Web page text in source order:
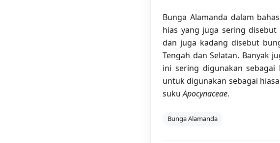
Bunga Alamanda dalam
hias yang juga sering
dan juga kadang disebut
Tengah dan Selatan. Banyak
ini sering digunakan
untuk digunakan sebagai
sukuApocynaceae.
Bunga Alamanda